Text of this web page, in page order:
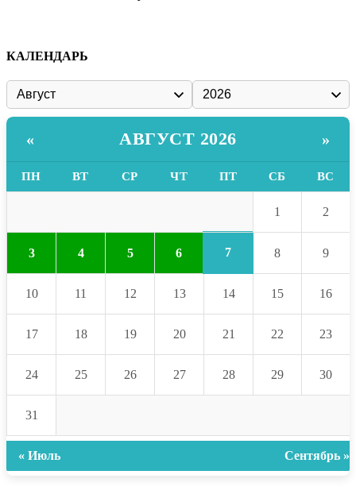
КАЛЕНДАРЬ
« АВГУСТ 2026 »
ПН ВТ СР ЧТ ПТ СБ ВС
1 2
3 4 5 6 7 8 9
10 11 12 13 14 15 16
17 18 19 20 21 22 23
24 25 26 27 28 29 30
31
« Июль Сентябрь »